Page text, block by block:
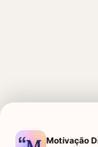
Motivação